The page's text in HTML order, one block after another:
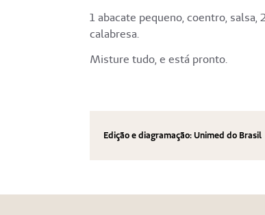
1 abacate pequeno, coentro,
calabresa.
Misture tudo, e está pronto.
Edição e diagramação: Unimed do Brasil